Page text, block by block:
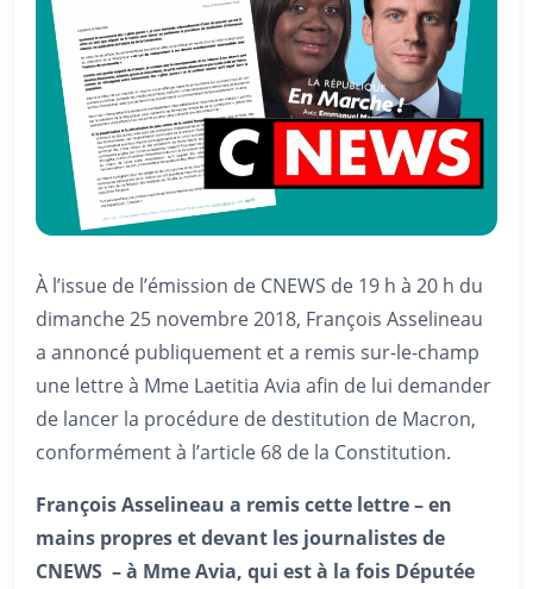
À l’issue de l’émission de CNEWS de 19 h à 20 h du
dimanche 25 novembre 2018, François Asselineau
a annoncé publiquement et a remis sur-le-champ
une lettre à Mme Laetitia Avia afin de lui demander
de lancer la procédure de destitution de Macron,
conformément à l’article 68 de la Constitution.
François Asselineau a remis cette lettre – en
mains propres et devant les journalistes de
CNEWS – à Mme Avia, qui est à la fois Députée